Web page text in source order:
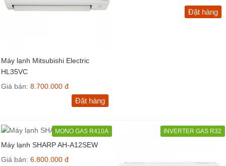
Máy lạnh Mitsubishi Electric
HL35VC
Giá bán: 8.700.000 đ
Đặt hàng
Đặt hàng
MONO GAS R410A
Máy lạnh SHARP AH-A12SEW
Giá bán: 6.800.000 đ
INVERTER GAS R32